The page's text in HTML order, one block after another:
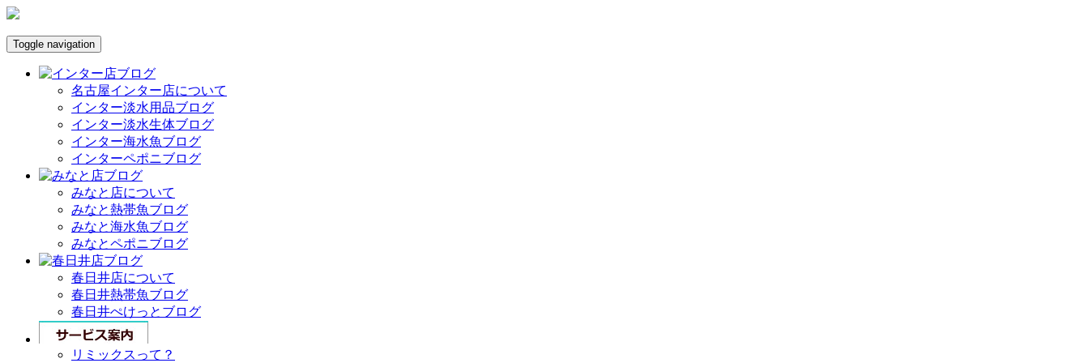
Toggle navigation
名古屋インター店について
インター淡水用品ブログ
インター淡水生体ブログ
インター海水魚ブログ
インターペポニブログ
みなと店について
みなと熱帯魚ブログ
みなと海水魚ブログ
みなとペポニブログ
春日井店について
春日井熱帯魚ブログ
春日井ぺけっとブログ
リミックスって？